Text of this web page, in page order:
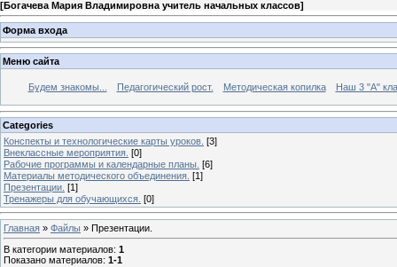
[Богачева Мария Владимировна учитель начальных классов]
Форма входа
Меню сайта
Будем знакомы... Педагогический рост. Методическая копилка Наш 3 "А"
Categories
Конспекты и технологические карты уроков. [3]
Внеклассные мероприятия. [0]
Рабочие программы и календарные планы. [6]
Материалы методического объединения. [1]
Презентации. [1]
Тренажеры для обучающихся. [0]
Главная » Файлы » Презентации.
В категории материалов: 1
Показано материалов: 1-1